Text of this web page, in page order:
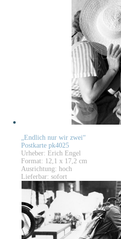
„Endlich nur wir zwei“
Postkarte pk4025
Urheber: Erich Engel
Format: 12,1 x 17,2 cm
Ausrichtung: hoch
Lieferbar: sofort